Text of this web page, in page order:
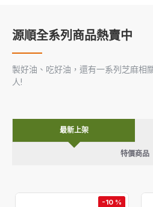
源順全系列商品熱賣中
製好油、吃好油，還有一系列芝麻相
人!
最新上架
特價商品
-10 %